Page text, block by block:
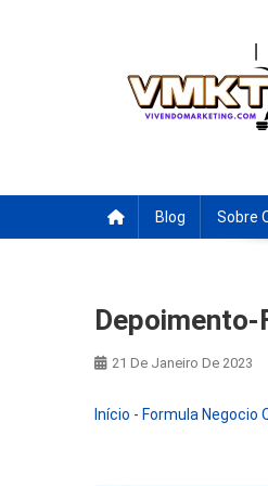
Blog Sobre
21 De Janeiro De 2023
Início - Formula Negocio